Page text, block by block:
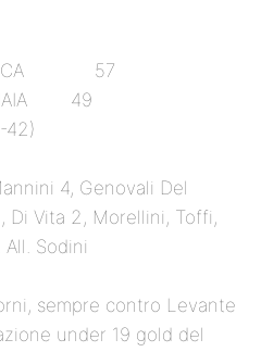
LUCCA 57
49
28-42)
4, Genovali Del
Di Vita 2, Morellini, Toffi,
All. Sodini
sempre contro Levante
under 19 gold del